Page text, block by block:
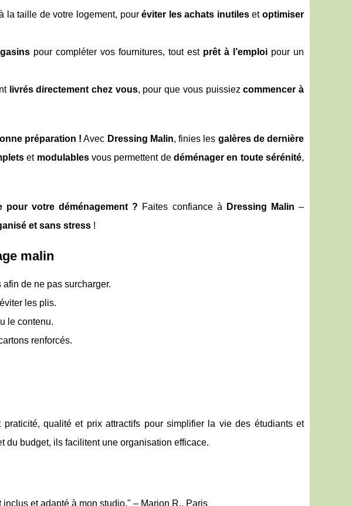
la taille de votre logement, pouréviter les achats inutilesetoptimiser
pour compléter vos fournitures, tout est prêt à l’emploi pour un
livrés directement chez vous, pour que vous puissiezcommencer à
préparation ! Avec Dressing Malin, finies les galères de dernière
et modulablesvous permettent de déménager en toute sérénité,
votre déménagement ? Faites confiance à Dressing Malin –
et sans stress !
malin
de ne pas surcharger.
les plis.
le contenu.
renforcés.
qualité et prix attractifs pour simplifier la vie des étudiants et
du budget, ils facilitent une organisation efficace.
et adapté à mon studio." – Marion R., Paris